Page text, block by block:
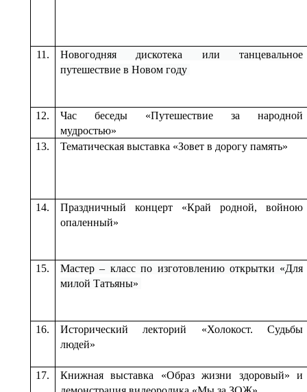
11.
Новогодняя дискотека или танцевальное
путешествие в Новом году
12.
Час беседы «Путешествие за народной
мудростью»
13.
Тематическая выставка «Зовет в дорогу память»
14.
Праздничный концерт «Край родной, войною
опаленный»
15.
Мастер – класс по изготовлению открытки «Для
милой Татьяны»
16.
Исторический лекторий «Холокост. Судьбы
людей»
17.
Книжная выставка «Образ жизни здоровый» и